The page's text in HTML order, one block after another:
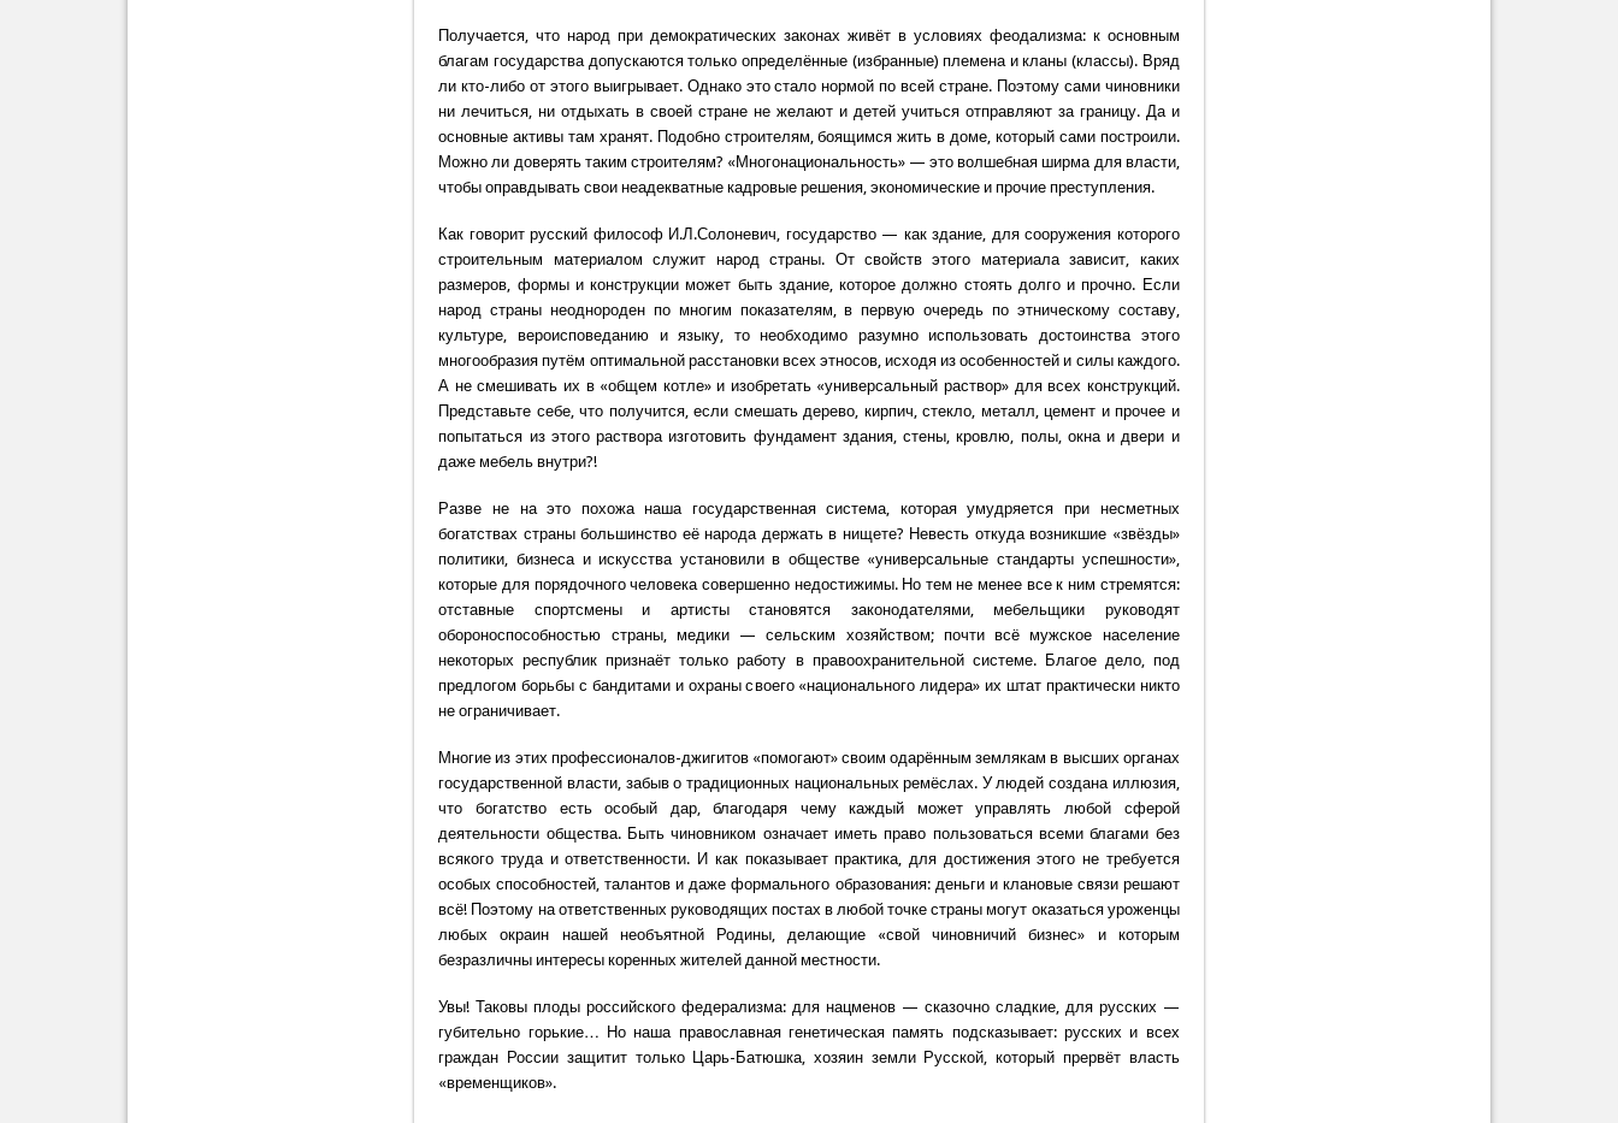
Получается, что народ при демократических законах живёт в условиях феодализма: к основным
благам государства допускаются только определённые (избранные) племена и кланы (классы). Вряд
ли кто-либо от этого выигрывает. Однако это стало нормой по всей стране. Поэтому сами чиновники
ни лечиться, ни отдыхать в своей стране не желают и детей учиться отправляют за границу. Да и
основные активы там хранят. Подобно строителям, боящимся жить в доме, который сами построили.
Можно ли доверять таким строителям? «Многонациональность» — это волшебная ширма для власти,
чтобы оправдывать свои неадекватные кадровые решения, экономические и прочие преступления.
Как говорит русский философ И.Л.Солоневич, государство — как здание, для сооружения которого
строительным материалом служит народ страны. От свойств этого материала зависит, каких
размеров, формы и конструкции может быть здание, которое должно стоять долго и прочно. Если
народ страны неоднороден по многим показателям, в первую очередь по этническому составу,
культуре, вероисповеданию и языку, то необходимо разумно использовать достоинства этого
многообразия путём оптимальной расстановки всех этносов, исходя из особенностей и силы каждого.
А не смешивать их в «общем котле» и изобретать «универсальный раствор» для всех конструкций.
Представьте себе, что получится, если смешать дерево, кирпич, стекло, металл, цемент и прочее и
попытаться из этого раствора изготовить фундамент здания, стены, кровлю, полы, окна и двери и
даже мебель внутри?!
Разве не на это похожа наша государственная система, которая умудряется при несметных
богатствах страны большинство её народа держать в нищете? Невесть откуда возникшие «звёзды»
политики, бизнеса и искусства установили в обществе «универсальные стандарты успешности»,
которые для порядочного человека совершенно недостижимы. Но тем не менее все к ним стремятся:
отставные спортсмены и артисты становятся законодателями, мебельщики руководят
обороноспособностью страны, медики — сельским хозяйством; почти всё мужское население
некоторых республик признаёт только работу в правоохранительной системе. Благое дело, под
предлогом борьбы с бандитами и охраны своего «национального лидера» их штат практически никто
не ограничивает.
Многие из этих профессионалов-джигитов «помогают» своим одарённым землякам в высших органах
государственной власти, забыв о традиционных национальных ремёслах. У людей создана иллюзия,
что богатство есть особый дар, благодаря чему каждый может управлять любой сферой
деятельности общества. Быть чиновником означает иметь право пользоваться всеми благами без
всякого труда и ответственности. И как показывает практика, для достижения этого не требуется
особых способностей, талантов и даже формального образования: деньги и клановые связи решают
всё! Поэтому на ответственных руководящих постах в любой точке страны могут оказаться уроженцы
любых окраин нашей необъятной Родины, делающие «свой чиновничий бизнес» и которым
безразличны интересы коренных жителей данной местности.
Увы! Таковы плоды российского федерализма: для нацменов — сказочно сладкие, для русских —
губительно горькие… Но наша православная генетическая память подсказывает: русских и всех
граждан России защитит только Царь-Батюшка, хозяин земли Русской, который прервёт власть
«временщиков».